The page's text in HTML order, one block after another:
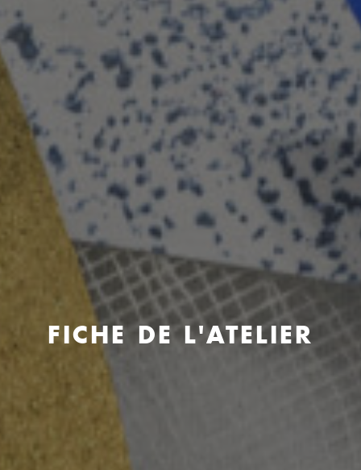
FICHE DE L'ATELIER